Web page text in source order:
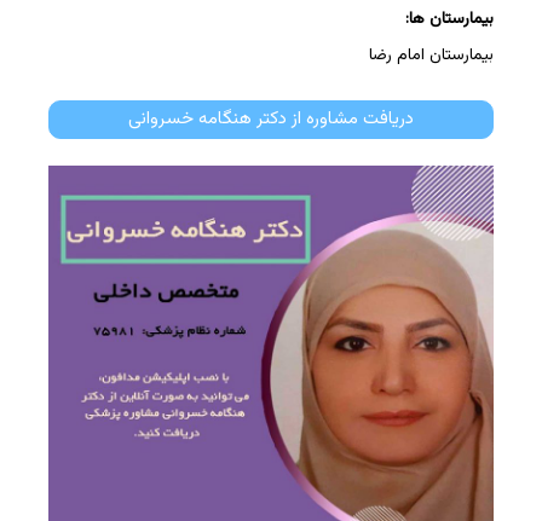
بیمارستان ها:
بیمارستان امام رضا
دریافت مشاوره از دکتر هنگامه خسروانی